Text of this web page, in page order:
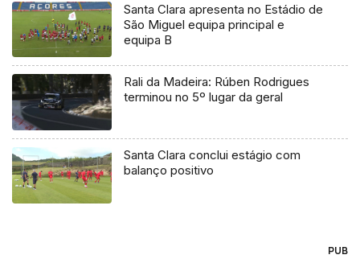
Santa Clara apresenta no Estádio de
São Miguel equipa principal e
equipa B
Rali da Madeira: Rúben Rodrigues
terminou no 5º lugar da geral
Santa Clara conclui estágio com
balanço positivo
PUB